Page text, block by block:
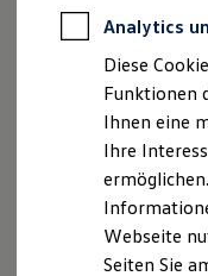
Für
Für
Leasing
Für
Für
Kfz-
FSN Autozentrum
Baumwallsweg 6b
17034
Telefon: 0395 /
Fax: 0395 /
E-Mail:
Geschäftsführer:
Analytics
Diese
Funktionen
Ihnen eine
Ihre
Webseite
Seiten Sie